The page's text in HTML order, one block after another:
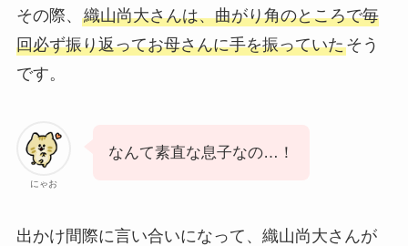
その際、 織山尚大さんは、曲がり角のところで毎
回必ず振り返ってお母さんに手を振っていたそう
です。
にゃお
なんて素直な息子なの…！
出かけ間際に言い合いになって、織山尚大さんが